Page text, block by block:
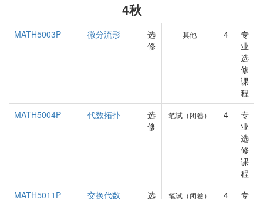
4秋
MATH5003P 微分流形
选
修
其他 4
专
业
选
修
课
程
MATH5004P
代数拓扑
选
修
笔试（闭卷） 4
专
业
选
修
课
程
MATH5011P
交换代数
选
笔试（闭卷） 4
专